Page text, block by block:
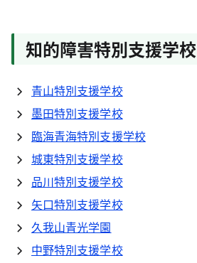
知的障害特別支援学校
青山特別支援学校
墨田特別支援学校
臨海青海特別支援学校
城東特別支援学校
品川特別支援学校
矢口特別支援学校
久我山青光学園
中野特別支援学校